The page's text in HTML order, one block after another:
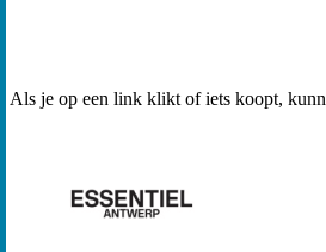
Als je op een link klikt of iets koopt,